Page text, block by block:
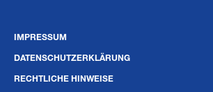
IMPRESSUM
DATENSCHUTZERKLÄRUNG
RECHTLICHE HINWEISE